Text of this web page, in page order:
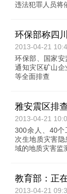
违法犯罪人员将
环保部称四
2013-04-21
环保部、国家
通知灾区矿山
等全面排查
雅安震区排
2013-04-21
300余人、40个
次生地质灾害
域的地质灾害监
教育部：正
2013-04-21